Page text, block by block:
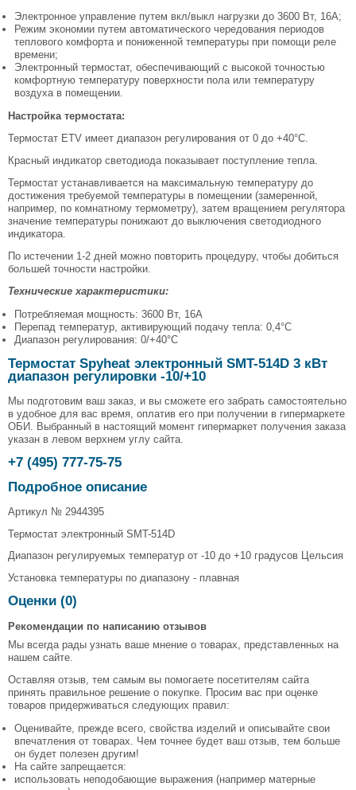
Электронное управление путем вкл/выкл нагрузки до 3600 Вт, 16А;
Режим экономии путем автоматического чередования периодов
теплового комфорта и пониженной температуры при помощи реле
времени;
Электронный термостат, обеспечивающий с высокой точностью
комфортную температуру поверхности пола или температуру
воздуха в помещении.
Настройка термостата:
Термостат ETV имеет диапазон регулирования от 0 до +40°C.
Красный индикатор светодиода показывает поступление тепла.
Термостат устанавливается на максимальную температуру до
достижения требуемой температуры в помещении (замеренной,
например, по комнатному термометру), затем вращением регулятора
значение температуры понижают до выключения светодиодного
индикатора.
По истечении 1-2 дней можно повторить процедуру, чтобы добиться
большей точности настройки.
Технические характеристики:
Потребляемая мощность: 3600 Вт, 16А
Перепад температур, активирующий подачу тепла: 0,4°C
Диапазон регулирования: 0/+40°C
Термостат Spyheat электронный SMT-514D 3 кВт
диапазон регулировки -10/+10
Мы подготовим ваш заказ, и вы сможете его забрать самостоятельно
в удобное для вас время, оплатив его при получении в гипермаркете
ОБИ. Выбранный в настоящий момент гипермаркет получения заказа
указан в левом верхнем углу сайта.
+7 (495) 777-75-75
Подробное описание
Артикул № 2944395
Термостат электронный SMT-514D
Диапазон регулируемых температур от -10 до +10 градусов Цельсия
Установка температуры по диапазону - плавная
Оценки (0)
Рекомендации по написанию отзывов
Мы всегда рады узнать ваше мнение о товарах, представленных на
нашем сайте.
Оставляя отзыв, тем самым вы помогаете посетителям сайта
принять правильное решение о покупке. Просим вас при оценке
товаров придерживаться следующих правил:
Оценивайте, прежде всего, свойства изделий и описывайте свои
впечатления от товарах. Чем точнее будет ваш отзыв, тем больше
он будет полезен другим!
На сайте запрещается:
использовать неподобающие выражения (например матерные